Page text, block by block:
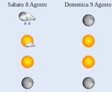
Sabato 8 Agosto Domenica 9 Agosto